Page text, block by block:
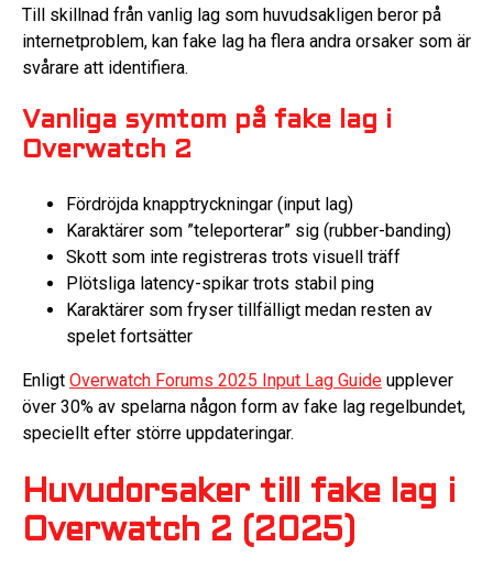
Till skillnad från vanlig lag som huvudsakligen beror på
internetproblem, kan fake lag ha flera andra orsaker som är
svårare att identifiera.
Vanliga symtom på fake lag i
Overwatch 2
Fördröjda knapptryckningar (input lag)
Karaktärer som ”teleporterar” sig (rubber-banding)
Skott som inte registreras trots visuell träff
Plötsliga latency-spikar trots stabil ping
Karaktärer som fryser tillfälligt medan resten av
spelet fortsätter
Enligt Overwatch Forums 2025 Input Lag Guide upplever
över 30% av spelarna någon form av fake lag regelbundet,
speciellt efter större uppdateringar.
Huvudorsaker till fake lag i
Overwatch 2 (2025)